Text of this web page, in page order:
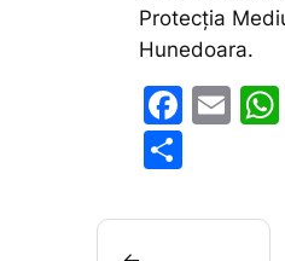
Protecția
Hunedoara.
F
e
E
l
ta